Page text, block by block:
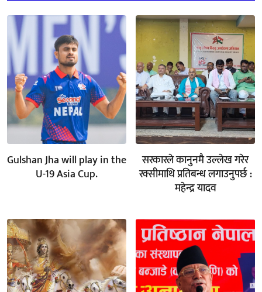
Gulshan Jha will play in the
U-19 Asia Cup.
सरकारले कानुनमै उल्लेख गरेर
रक्सीमाथि प्रतिबन्ध लगाउनुपर्छ :
महेन्द्र यादव